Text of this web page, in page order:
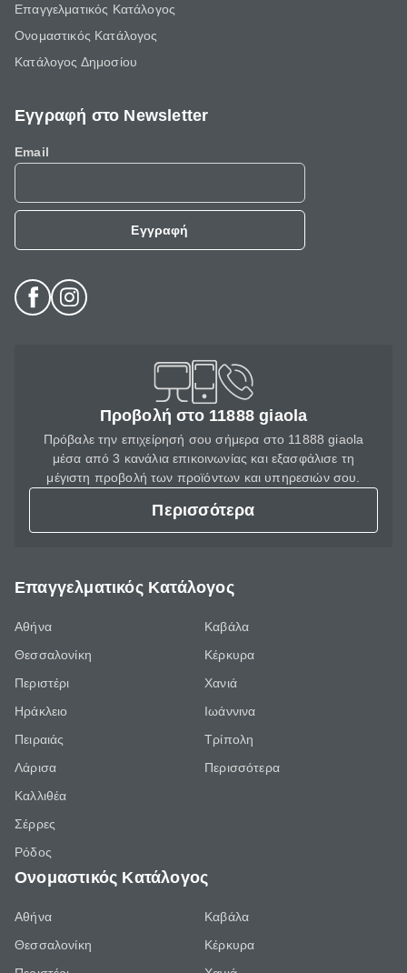
Επαγγελματικός Κατάλογος
Ονομαστικός Κατάλογος
Κατάλογος Δημοσίου
Εγγραφή στο Newsletter
Email
Εγγραφή
Προβολή στο 11888 giaola
Πρόβαλε την επιχείρησή σου σήμερα στο 11888 giaola
μέσα από 3 κανάλια επικοινωνίας και εξασφάλισε τη
μέγιστη προβολή των προϊόντων και υπηρεσιών σου.
Περισσότερα
Επαγγελματικός Κατάλογος
Αθήνα
Θεσσαλονίκη
Περιστέρι
Ηράκλειο
Πειραιάς
Λάρισα
Καλλιθέα
Σέρρες
Ρόδος
Καβάλα
Κέρκυρα
Χανιά
Ιωάννινα
Τρίπολη
Περισσότερα
Ονομαστικός Κατάλογος
Αθήνα
Θεσσαλονίκη
Καβάλα
Κέρκυρα